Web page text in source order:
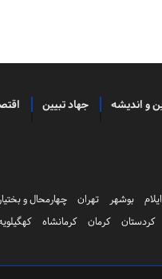
و اندیشه جهاد تبیین
ایلام بوشهر تهران چهارمحال و
کردستان کرمان کرمانشاه